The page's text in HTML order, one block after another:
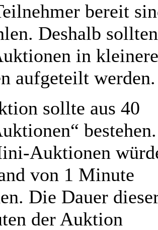
bereit
Deshalb sollten
in kleinere
aufgeteilt werden.
sollte aus 40
bestehen.
Auktionen
von 1 Minute
Die Dauer
der Auktion